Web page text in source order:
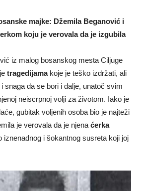
majke: Džemila Beganović i
koju je verovala da je izgubila
iz malog bosanskog mesta Ciljuge
tragedijamakoje je teško izdržati, ali
i snaga da se bori i dalje, unatoč svim
neiscrpnoj volji za životom. Iako je
gubitak voljenih osoba bio je najteži
je verovala da je njena ćerka
iznenadnog i šokantnog susreta koji joj